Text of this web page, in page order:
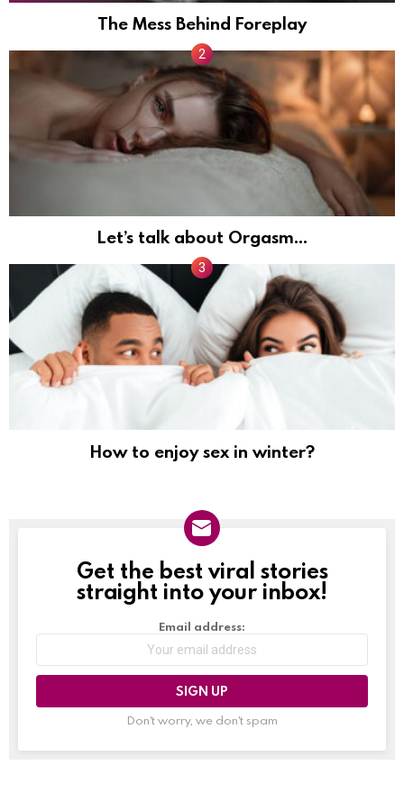
The Mess Behind Foreplay
Let’s talk about Orgasm…
How to enjoy sex in winter?
NEWSLETTER
Get the best viral stories
straight into your inbox!
Email address:
Don't worry, we don't spam